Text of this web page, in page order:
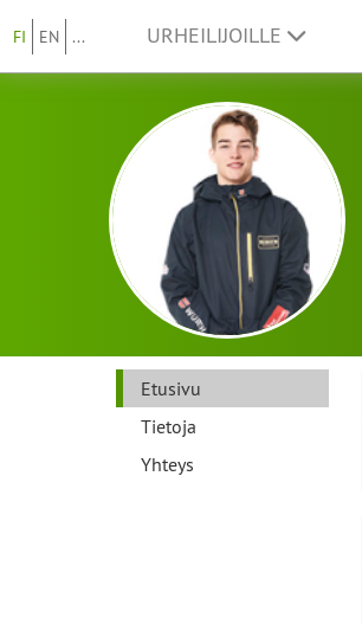
FI EN ... URHEILIJOILLE
Etusivu
Tietoja
Yhteys